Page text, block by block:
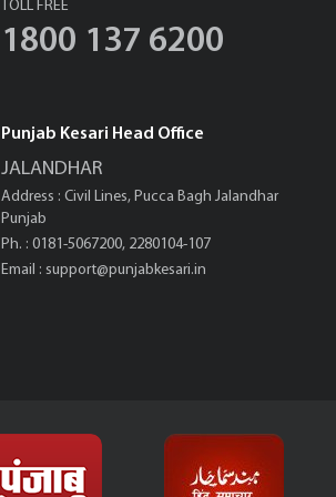
TOLL FREE
1800 137 6200
Punjab Kesari Head Office
JALANDHAR
Address : Civil Lines, Pucca Bagh Jalandhar
Punjab
Ph. : 0181-5067200, 2280104-107
Email : support@punjabkesari.in